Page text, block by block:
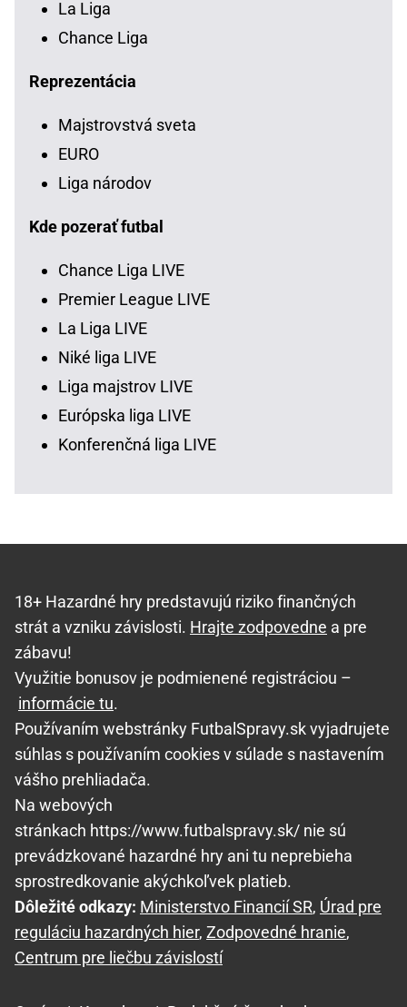
La Liga
Chance Liga
Reprezentácia
Majstrovstvá sveta
EURO
Liga národov
Kde pozerať futbal
Chance Liga LIVE
Premier League LIVE
La Liga LIVE
Niké liga LIVE
Liga majstrov LIVE
Európska liga LIVE
Konferenčná liga LIVE
18+ Hazardné hry predstavujú riziko finančných
strát a vzniku závislosti. Hrajte zodpovedne a pre
zábavu!
Využitie bonusov je podmienené registráciou –
informácie tu.
Používaním webstránky FutbalSpravy.sk vyjadrujete
súhlas s používaním cookies v súlade s nastavením
vášho prehliadača.
Na webových
stránkach https://www.futbalspravy.sk/ nie sú
prevádzkované hazardné hry ani tu neprebieha
sprostredkovanie akýchkoľvek platieb.
Dôležité odkazy: Ministerstvo Financií SR, Úrad pre
reguláciu hazardných hier, Zodpovedné hranie,
Centrum pre liečbu závislostí